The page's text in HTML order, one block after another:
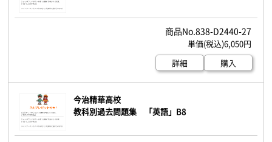
838-D2440-27
6,050円
詳細
購入
今治精華高校
教科別過去問題集 「英語」B8